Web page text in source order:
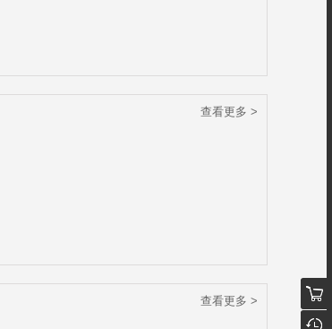
查看更多 >
查看更多 >